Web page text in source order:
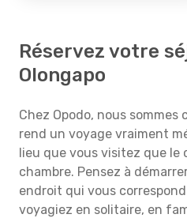
Réservez votre
Olongapo
Chez Opodo, nous
rend un voyage vraiment
lieu que vous visitez que
chambre. Pensez à
endroit qui vous
voyagiez en solitaire, en